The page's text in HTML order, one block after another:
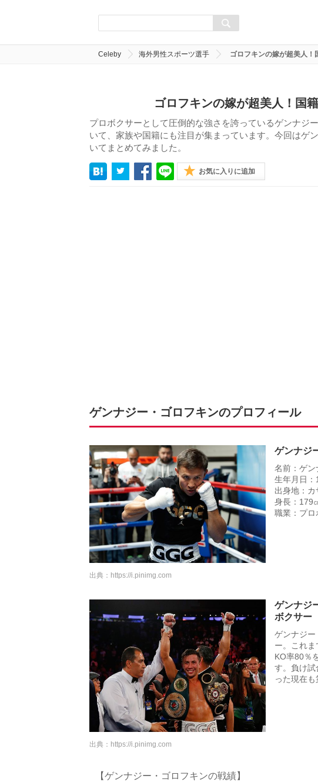
Celeby 海外男性スポーツ選手 ゴロフキンの嫁が超美人！
ゴロフキンの嫁が超美人！国
プロボクサーとして圧倒的な強さを誇っているゲンナジ
いて、家族や国籍にも注目が集まっています。今回はゲ
いてまとめてみました。
お気に入りに追加
ゲンナジー・ゴロフキンのプロフィール
ゲンナジ
名前：ゲン
生年月日：
出身地：カ
身長：179
職業：プロ
出典： https://i.pinimg.com
ゲンナジ
ボクサー
ゲンナジー
ー。これ
KO率80％
す。負け試
った現在も
出典： https://i.pinimg.com
【ゲンナジー・ゴロフキンの戦績】